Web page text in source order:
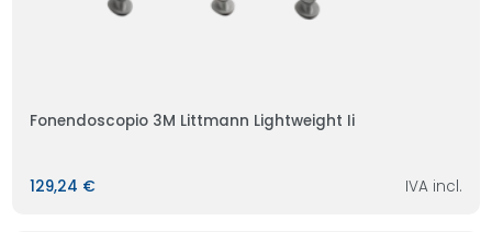
Fonendoscopio 3M Littmann Lightweight Ii
129,24 € IVA incl.